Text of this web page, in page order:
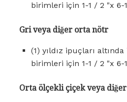
birimleri için 1-1 / 2 "x 6-
Gri veya diğer orta nötr
(1) yıldız ipuçları
birimleri için 1-1 / 2 "x 6-
Orta ölçekli çiçek veya diğer